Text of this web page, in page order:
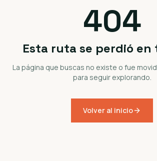
404
Esta ruta se perdió
La página que buscas no existe o fue
para seguir explorando.
Volver al inicio